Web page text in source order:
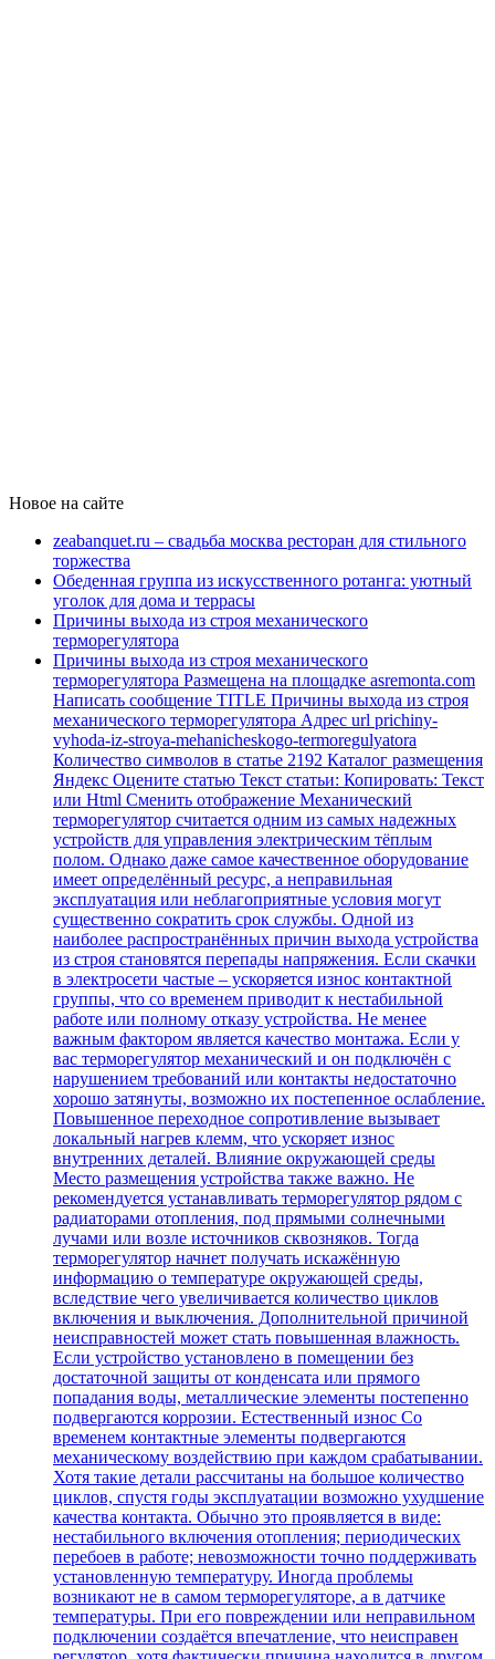
Новое на сайте
zeabanquet.ru – свадьба москва ресторан для стильного
торжества
Обеденная группа из искусственного ротанга: уютный
уголок для дома и террасы
Причины выхода из строя механического
терморегулятора
Причины выхода из строя механического
терморегулятора Размещена на площадке asremonta.com
Написать сообщение TITLE Причины выхода из строя
механического терморегулятора Адрес url prichiny-
vyhoda-iz-stroya-mehanicheskogo-termoregulyatora
Количество символов в статье 2192 Каталог размещения
Яндекс Оцените статью Текст статьи: Копировать: Текст
или Html Cменить отображение Механический
терморегулятор считается одним из самых надежных
устройств для управления электрическим тёплым
полом. Однако даже самое качественное оборудование
имеет определённый ресурс, а неправильная
эксплуатация или неблагоприятные условия могут
существенно сократить срок службы. Одной из
наиболее распространённых причин выхода устройства
из строя становятся перепады напряжения. Если скачки
в электросети частые – ускоряется износ контактной
группы, что со временем приводит к нестабильной
работе или полному отказу устройства. Не менее
важным фактором является качество монтажа. Если у
вас терморегулятор механический и он подключён с
нарушением требований или контакты недостаточно
хорошо затянуты, возможно их постепенное ослабление.
Повышенное переходное сопротивление вызывает
локальный нагрев клемм, что ускоряет износ
внутренних деталей. Влияние окружающей среды
Место размещения устройства также важно. Не
рекомендуется устанавливать терморегулятор рядом с
радиаторами отопления, под прямыми солнечными
лучами или возле источников сквозняков. Тогда
терморегулятор начнет получать искажённую
информацию о температуре окружающей среды,
вследствие чего увеличивается количество циклов
включения и выключения. Дополнительной причиной
неисправностей может стать повышенная влажность.
Если устройство установлено в помещении без
достаточной защиты от конденсата или прямого
попадания воды, металлические элементы постепенно
подвергаются коррозии. Естественный износ Со
временем контактные элементы подвергаются
механическому воздействию при каждом срабатывании.
Хотя такие детали рассчитаны на большое количество
циклов, спустя годы эксплуатации возможно ухудшение
качества контакта. Обычно это проявляется в виде:
нестабильного включения отопления; периодических
перебоев в работе; невозможности точно поддерживать
установленную температуру. Иногда проблемы
возникают не в самом терморегуляторе, а в датчике
температуры. При его повреждении или неправильном
подключении создаётся впечатление, что неисправен